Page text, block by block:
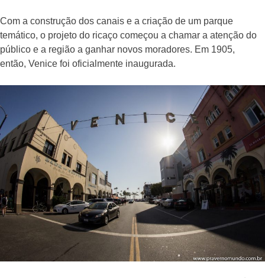
Com a construção dos canais e a criação de um parque
temático, o projeto do ricaço começou a chamar a atenção do
público e a região a ganhar novos moradores. Em 1905,
então, Venice foi oficialmente inaugurada.